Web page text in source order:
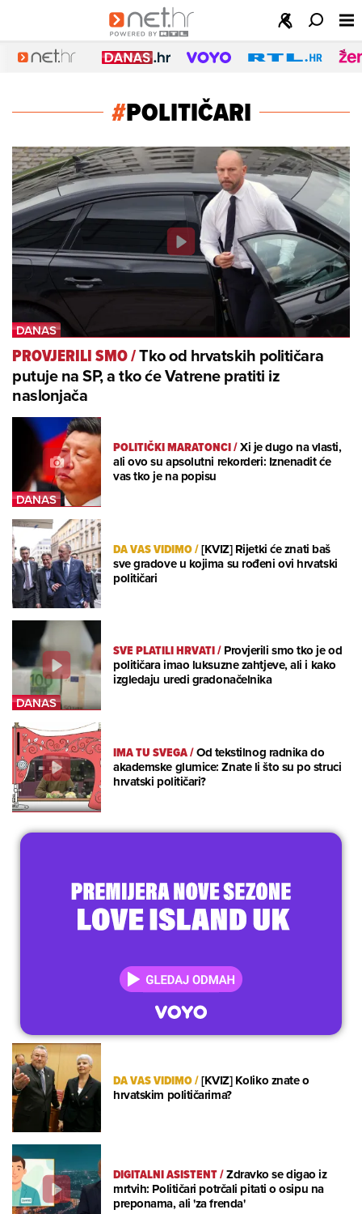
#POLITIČARI
PROVJERILI SMO/Tko od hrvatskih političara
putuje na SP, a tko će Vatrene pratiti iz
naslonjača
POLITIČKI MARATONCI/Xi je dugo na vlasti,
ali ovo su apsolutni rekorderi: Iznenadit će
vas tko je na popisu
DA VAS VIDIMO/[KVIZ] Rijetki će znati baš
sve gradove u kojima su rođeni ovi hrvatski
političari
SVE PLATILI HRVATI/Provjerili smo tko je od
političara imao luksuzne zahtjeve, ali i kako
izgledaju uredi gradonačelnika
IMA TU SVEGA/Od tekstilnog radnika do
akademske glumice: Znate li što su po struci
hrvatski političari?
DA VAS VIDIMO/[KVIZ] Koliko znate o
hrvatskim političarima?
DIGITALNI ASISTENT/Zdravko se digao iz
mrtvih: Političari potrčali pitati o osipu na
preponama, ali 'za frenda'